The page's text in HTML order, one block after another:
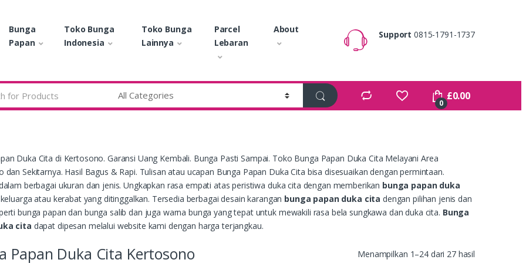
Bunga
Papan
Toko Bunga
Indonesia
Toko Bunga
Lainnya
Parcel
Lebaran
About Support 0815-1791-1737
0
£0.00
Duka Cita di Kertosono. Garansi Uang Kembali. Bunga Pasti Sampai. Toko Bunga Papan Duka Cita Melayani Area
dan Sekitarnya. Hasil Bagus & Rapi. Tulisan atau ucapan Bunga Papan Duka Cita bisa disesuaikan dengan permintaan.
berbagai ukuran dan jenis. Ungkapkan rasa empati atas peristiwa duka cita dengan memberikan bunga papan duka
atau kerabat yang ditinggalkan. Tersedia berbagai desain karangan bunga papan duka cita dengan pilihan jenis dan
bunga papan dan bunga salib dan juga warna bunga yang tepat untuk mewakili rasa bela sungkawa dan duka cita. Bunga
cita dapat dipesan melalui website kami dengan harga terjangkau.
Papan Duka Cita Kertosono Menampilkan 1–24 dari 27 hasil